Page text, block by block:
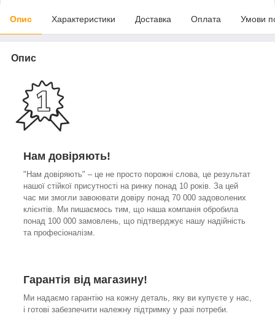
Опис Характеристики Доставка Оплата Умови
Опис
Нам довіряють!
"Нам довіряють" – це не просто порожні слова, це результат
нашої стійкої присутності на ринку понад 10 років. За цей
час ми змогли завоювати довіру понад 70 000 задоволених
клієнтів. Ми пишаємось тим, що наша компанія обробила
понад 100 000 замовлень, що підтверджує нашу надійність
та професіоналізм.
Гарантія від магазину!
Ми надаємо гарантію на кожну деталь, яку ви купуєте у нас,
і готові забезпечити належну підтримку у разі потреби.